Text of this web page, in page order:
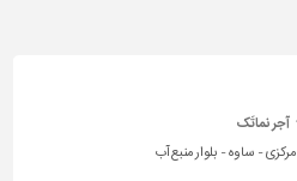
آجر نماتَک
مرکزی - ساوه - بلوار منبع آب